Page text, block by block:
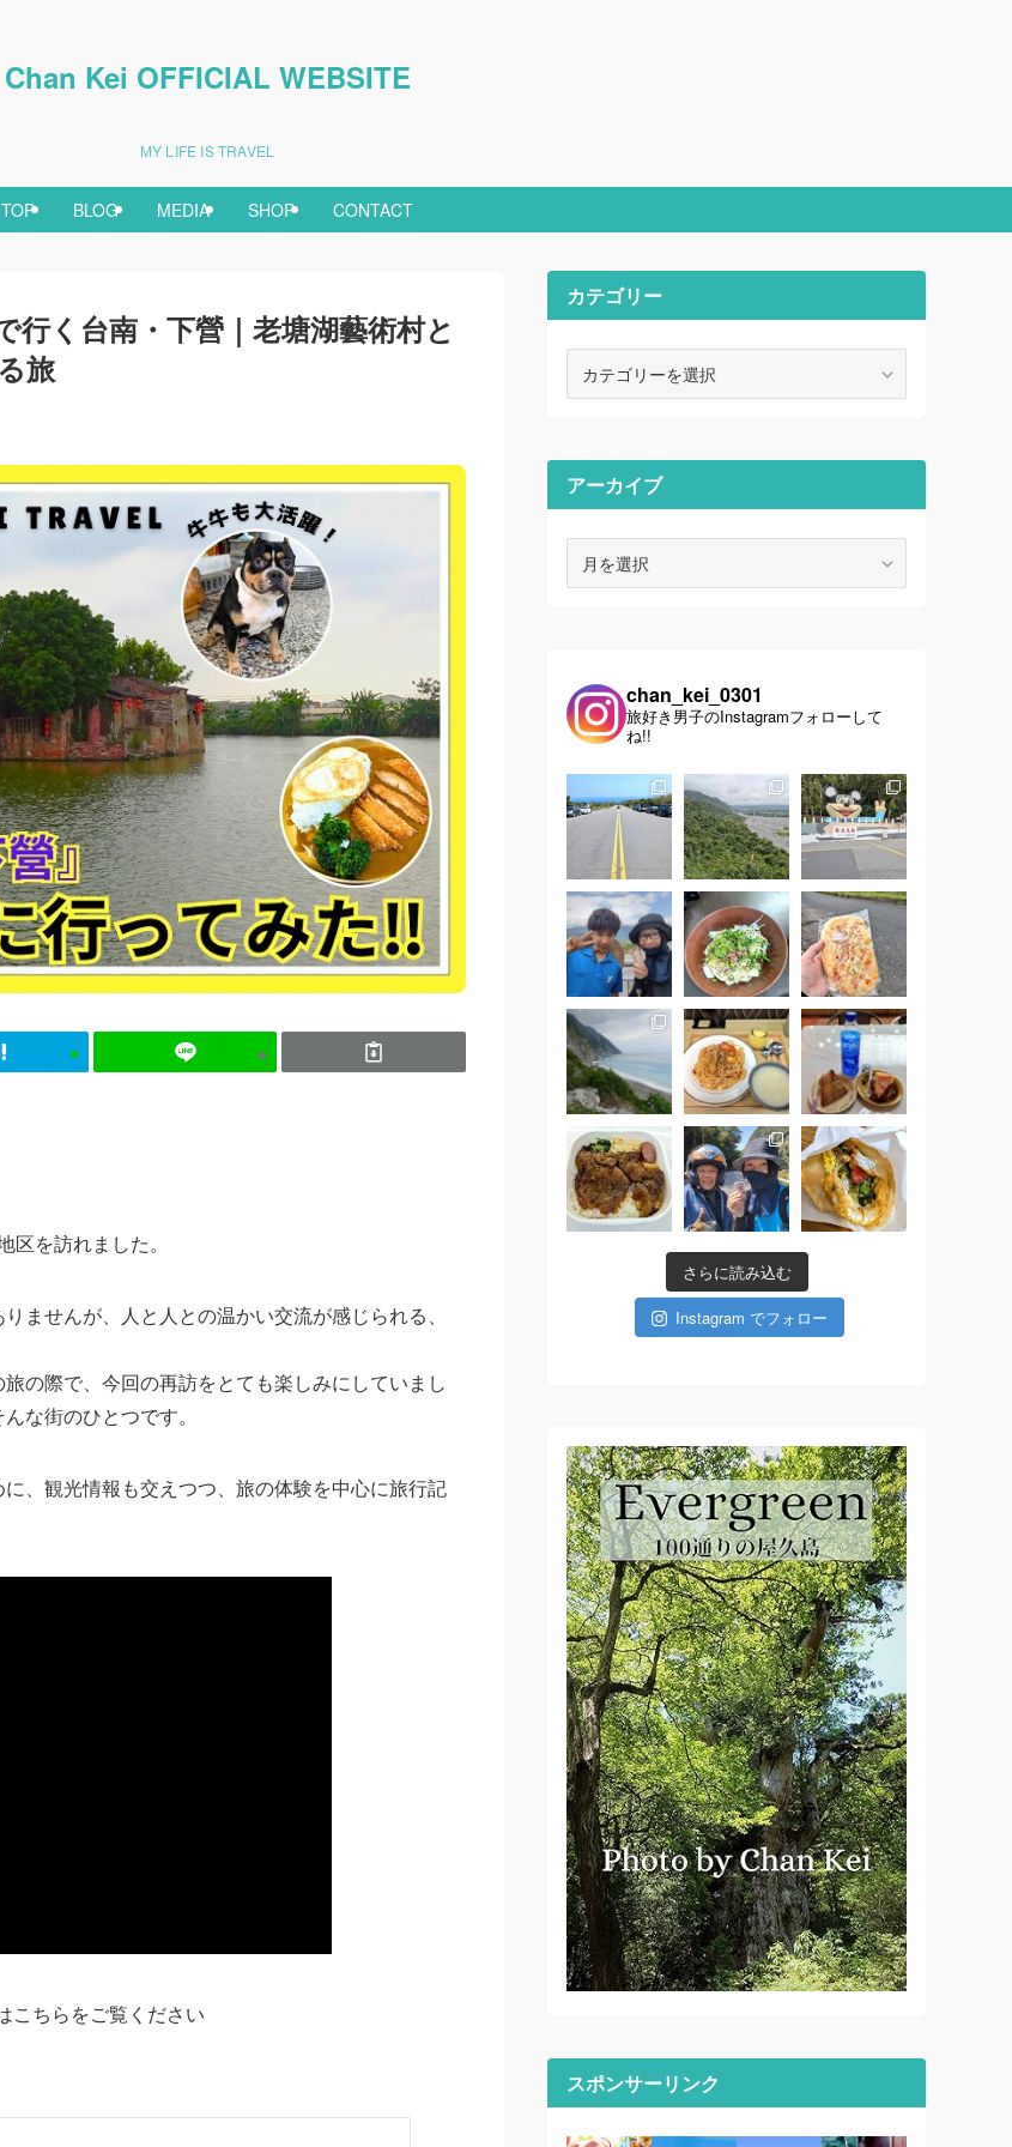
Chan Kei OFFICIAL WEBSITE
MY LIFE IS TRAVEL
TOP BLOG MEDIA SHOP CONTACT
行く台南・下營｜老塘湖藝術村と
旅
を訪れました。
ませんが、人と人との温かい交流が感じられる、
の際で、今回の再訪をとても楽しみにしていまし
な街のひとつです。
、観光情報も交えつつ、旅の体験を中心に旅行記
こちらをご覧ください
カテゴリー
ー
アーカイブ
chan_kei_0301
旅好き男子のInstagramフォローして
ね!!
さらに読み込む
Instagram でフォロー
スポンサーリンク